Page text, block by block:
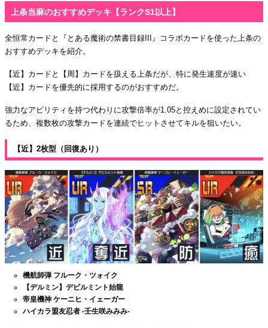
上条当麻のおすすめデッキ【ランクS1以上】
全恒常カードと『とある魔術の禁書目録III』コラボカードを使った上条の
おすすめデッキを紹介。
【近】カードと【周】カードを扱える上条だが、特に発生速度が速い
【近】カードを優先的に採用するのがおすすめだ。
強力なアビリティを持つ代わりに攻撃倍率が1.05と控えめに設定されてい
るため、複数枚の攻撃カードを連続でヒットさせてキルを狙いたい。
【近】2枚型（回復あり）
機航師弾 フルーク・ツォイク
【デルミン】デビルミント始龍
帝皇機神 ケーニヒ・イェーガー
ハイカラ盟友忍者 -壬生咲みみみ-